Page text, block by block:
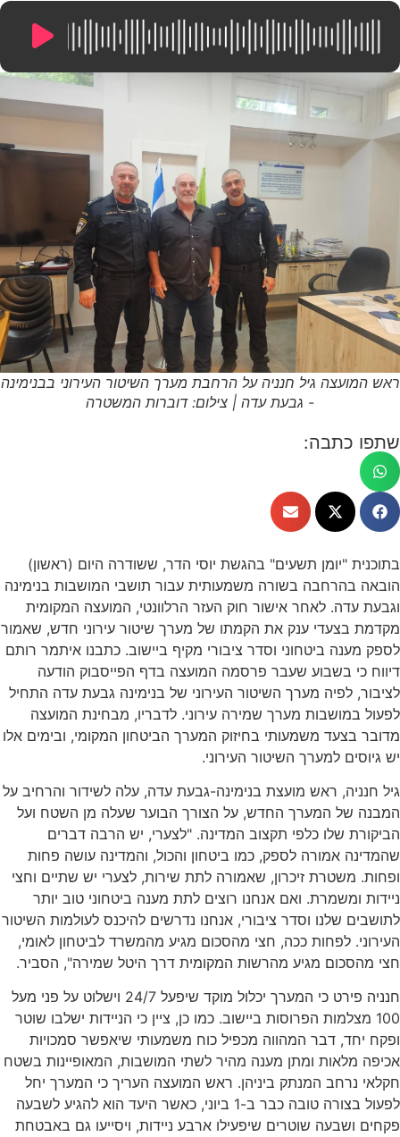
ראש המועצה גיל חנניה על הרחבת מערך השיטור העירוני בבנימינה
- גבעת עדה | צילום: דוברות המשטרה
שתפו כתבה:
בתוכנית "יומן תשעים" בהגשת יוסי הדר, ששודרה היום (ראשון)
הובאה בהרחבה בשורה משמעותית עבור תושבי המושבות בנימינה
וגבעת עדה. לאחר אישור חוק העזר הרלוונטי, המועצה המקומית
מקדמת בצעדי ענק את הקמתו של מערך שיטור עירוני חדש, שאמור
לספק מענה ביטחוני וסדר ציבורי מקיף ביישוב. כתבנו איתמר רותם
דיווח כי בשבוע שעבר פרסמה המועצה בדף הפייסבוק הודעה
לציבור, לפיה מערך השיטור העירוני של בנימינה גבעת עדה התחיל
לפעול במושבות מערך שמירה עירוני. לדבריו, מבחינת המועצה
מדובר בצעד משמעותי בחיזוק המערך הביטחון המקומי, ובימים אלו
יש גיוסים למערך השיטור העירוני.
גיל חנניה, ראש מועצת בנימינה-גבעת עדה, עלה לשידור והרחיב על
המבנה של המערך החדש, על הצורך הבוער שעלה מן השטח ועל
הביקורת שלו כלפי תקצוב המדינה. "לצערי, יש הרבה דברים
שהמדינה אמורה לספק, כמו ביטחון והכול, והמדינה עושה פחות
ופחות. משטרת זיכרון, שאמורה לתת שירות, לצערי יש שתיים וחצי
ניידות ומשמרת. ואם אנחנו רוצים לתת מענה ביטחוני טוב יותר
לתושבים שלנו וסדר ציבורי, אנחנו נדרשים להיכנס לעולמות השיטור
העירוני. לפחות ככה, חצי מהסכום מגיע מהמשרד לביטחון לאומי,
חצי מהסכום מגיע מהרשות המקומית דרך היטל שמירה", הסביר.
חנניה פירט כי המערך יכלול מוקד שיפעל 24/7 וישלוט על פני מעל
100 מצלמות הפרוסות ביישוב. כמו כן, ציין כי הניידות ישלבו שוטר
ופקח יחד, דבר המהווה מכפיל כוח משמעותי שיאפשר סמכויות
אכיפה מלאות ומתן מענה מהיר לשתי המושבות, המאופיינות בשטח
חקלאי נרחב המנתק ביניהן. ראש המועצה העריך כי המערך יחל
לפעול בצורה טובה כבר ב-1 ביוני, כאשר היעד הוא להגיע לשבעה
פקחים ושבעה שוטרים שיפעילו ארבע ניידות, ויסייעו גם באבטחת